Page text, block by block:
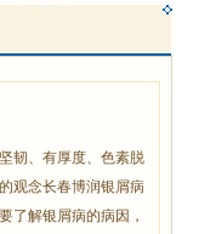
韧、有厚度、色素脱
观念长春博润银屑病
了解银屑病的病因，